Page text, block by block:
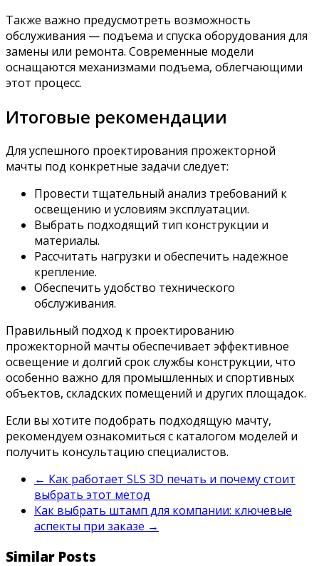
Также важно предусмотреть возможность
обслуживания — подъема и спуска оборудования для
замены или ремонта. Современные модели
оснащаются механизмами подъема, облегчающими
этот процесс.
Итоговые рекомендации
Для успешного проектирования прожекторной
мачты под конкретные задачи следует:
Провести тщательный анализ требований к
освещению и условиям эксплуатации.
Выбрать подходящий тип конструкции и
материалы.
Рассчитать нагрузки и обеспечить надежное
крепление.
Обеспечить удобство технического
обслуживания.
Правильный подход к проектированию
прожекторной мачты обеспечивает эффективное
освещение и долгий срок службы конструкции, что
особенно важно для промышленных и спортивных
объектов, складских помещений и других площадок.
Если вы хотите подобрать подходящую мачту,
рекомендуем ознакомиться с каталогом моделей и
получить консультацию специалистов.
← Как работает SLS 3D печать и почему стоит
выбрать этот метод
Как выбрать штамп для компании: ключевые
аспекты при заказе →
Similar Posts